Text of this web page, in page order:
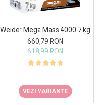
Weider Mega Mass 4000 7 kg
660,79 RON
618,99 RON
VEZI VARIANTE